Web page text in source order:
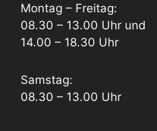
Montag – Freitag:
08.30 – 13.00 Uhr und
14.00 – 18.30 Uhr
Samstag:
08.30 – 13.00 Uhr